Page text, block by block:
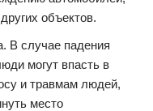
объектов.
В случае падения
могут впасть в
и травмам людей,
место